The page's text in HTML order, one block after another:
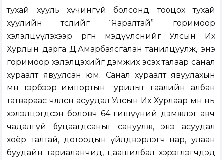
тухай
хууль хүчингүй болсонд тооцох тухай
хуулийн төслийг “Яаралтай” горимоор
хэлэлцүүлэхээр өргөн мэдүүлснийг Улсын Их
Хурлын дарга Д.Амарбаясгалан танилцуулж, энэ
горимоор хэлэлцэхийг дэмжих эсэх талаар санал
хураалт явуулсан юм. Санал хураалт явуулахын
өмнө тэрбээр импортын гурилыг гаалийн албан
татвараас чөлөөлсөн асуудал Улсын Их Хурлаар өмнө нь
хэлэлцэгдсэн боловч 64 гишүүний дэмжлэг авч
чадалгүй буцаагдсаныг сануулж, энэ асуудал
хоёр талтай, дотоодын үйлдвэрлэгч нар, улаан
буудайн тариаланчид, цаашилбал хэрэглэгчдэд